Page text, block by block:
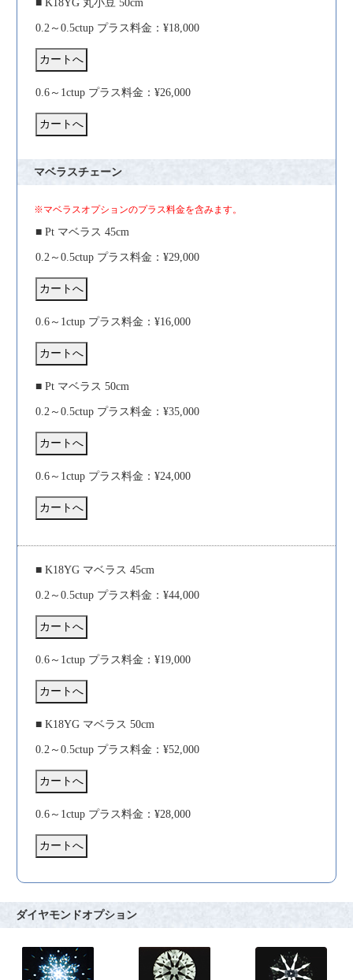
■ K18YG 丸小豆 50cm
0.2～0.5ctup プラス料金：¥18,000
0.6～1ctup プラス料金：¥26,000
マベラスチェーン
※マベラスオプションのプラス料金を含みます。
■ Pt マベラス 45cm
0.2～0.5ctup プラス料金：¥29,000
0.6～1ctup プラス料金：¥16,000
■ Pt マベラス 50cm
0.2～0.5ctup プラス料金：¥35,000
0.6～1ctup プラス料金：¥24,000
■ K18YG マベラス 45cm
0.2～0.5ctup プラス料金：¥44,000
0.6～1ctup プラス料金：¥19,000
■ K18YG マベラス 50cm
0.2～0.5ctup プラス料金：¥52,000
0.6～1ctup プラス料金：¥28,000
ダイヤモンドオプション